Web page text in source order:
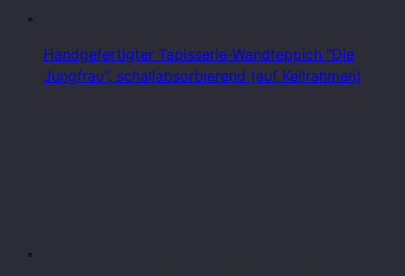
Handgefertigter Tapisserie-Wandteppich "Die
Jungfrau", schallabsorbierend (auf Keilrahmen)